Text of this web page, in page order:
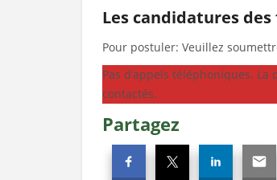
Les candidatures
Pour postuler: Veuillez
Pas d’appels téléphoniques.
contactés.
Partagez